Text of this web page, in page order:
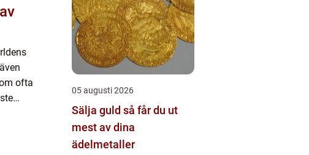
ofta
05 augusti 2026
Sälja guld så får du ut
mest av dina
ädelmetaller